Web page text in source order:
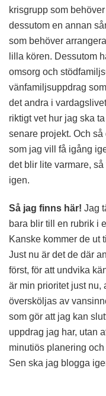
krisgrupp som
dessutom en annan
som behöver
lilla kören. Dessutom
omsorg och
vänfamiljsuppdrag
det andra i
riktigt vet hur jag ska
senare projekt. Och
som jag vill få igång
det blir lite varmare,
igen.
Så jag finns här! Jag
bara blir till en rubrik i
Kanske kommer de ut
Just nu är det de där
först, för att undvika
är min prioritet just nu,
översköljas av
som gör att jag kan
uppdrag jag har, utan
minutiös planering
Sen ska jag blogga